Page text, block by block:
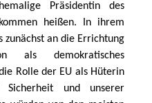
Präsidentin des
heißen. In ihrem
zunächst an die Errichtung
als demokratisches
Rolle der EU als Hüterin
Sicherheit und unserer